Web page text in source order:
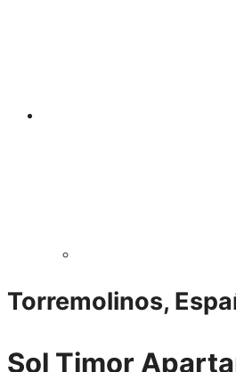
Torremolinos,
Sol Timor